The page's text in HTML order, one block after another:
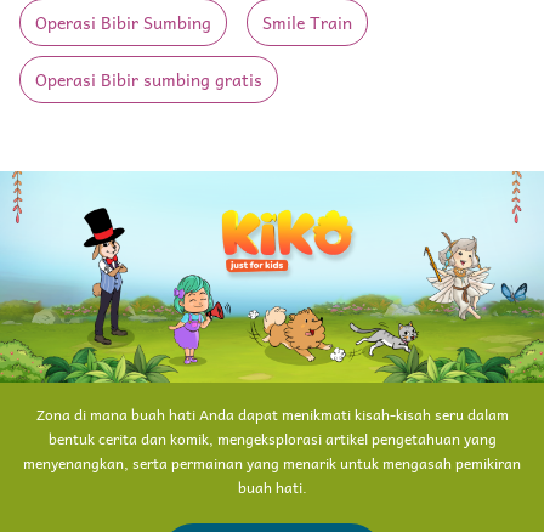
Operasi Bibir Sumbing Smile Train
Operasi Bibir sumbing gratis
Zona di mana buah hati Anda dapat menikmati kisah-kisah seru dalam
bentuk cerita dan komik, mengeksplorasi artikel pengetahuan yang
menyenangkan, serta permainan yang menarik untuk mengasah pemikiran
buah hati.